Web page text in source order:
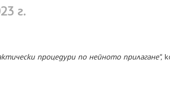
г.
процедури по нейното прилагане“,